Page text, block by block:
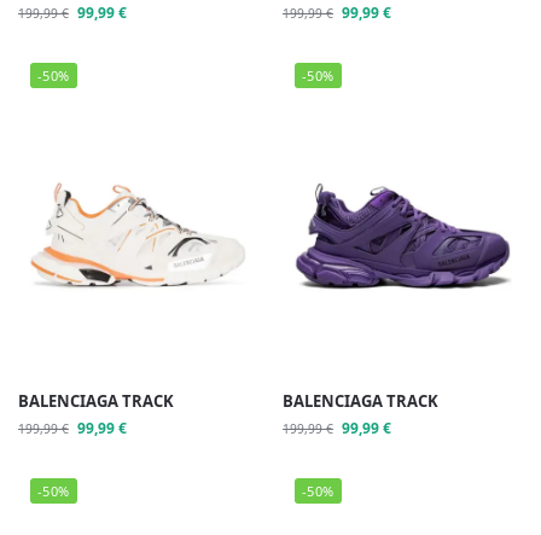
199,99€ 99,99€ 199,99€ 99,99€
-50%
BALENCIAGA TRACK
199,99€ 99,99€
-50%
BALENCIAGA TRACK
199,99€ 99,99€
-50% -50%